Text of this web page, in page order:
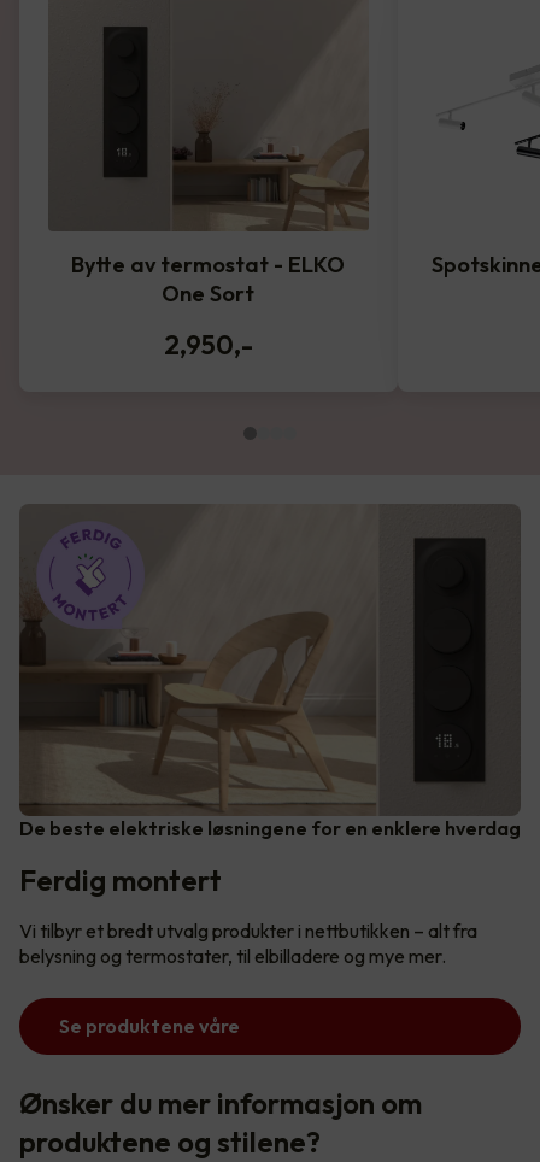
Bytte av termostat - ELKO
One Sort
2,950,-
De beste elektriske løsningene for en enklere hverdag
Ferdig montert
Vi tilbyr et bredt utvalg produkter i nettbutikken – alt fra
belysning og termostater, til elbilladere og mye mer.
Se produktene våre
Ønsker du mer informasjon om
produktene og stilene?